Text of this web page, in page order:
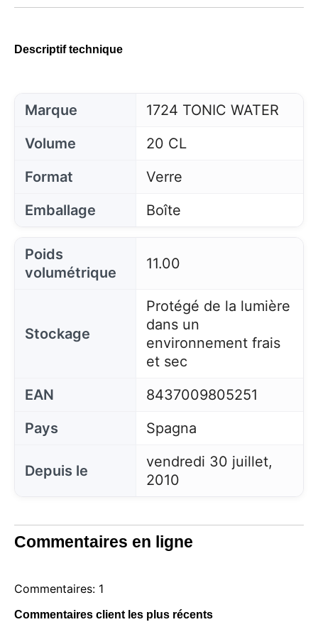
Descriptif technique
Marque
1724 TONIC WATER
Volume
20 CL
Format
Verre
Emballage
Boîte
Poids
volumétrique
11.00
Stockage
Protégé de la lumière
dans un
environnement frais
et sec
EAN
8437009805251
Pays
Spagna
Depuis le
vendredi 30 juillet,
2010
Commentaires en ligne
Commentaires: 1
Commentaires client les plus récents